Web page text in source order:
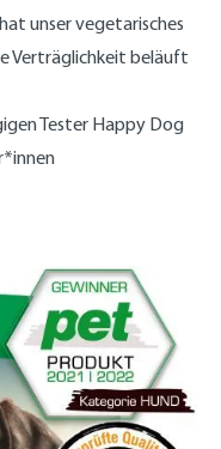
unser vegetarisches
Verträglichkeit beläuft
Tester Happy Dog